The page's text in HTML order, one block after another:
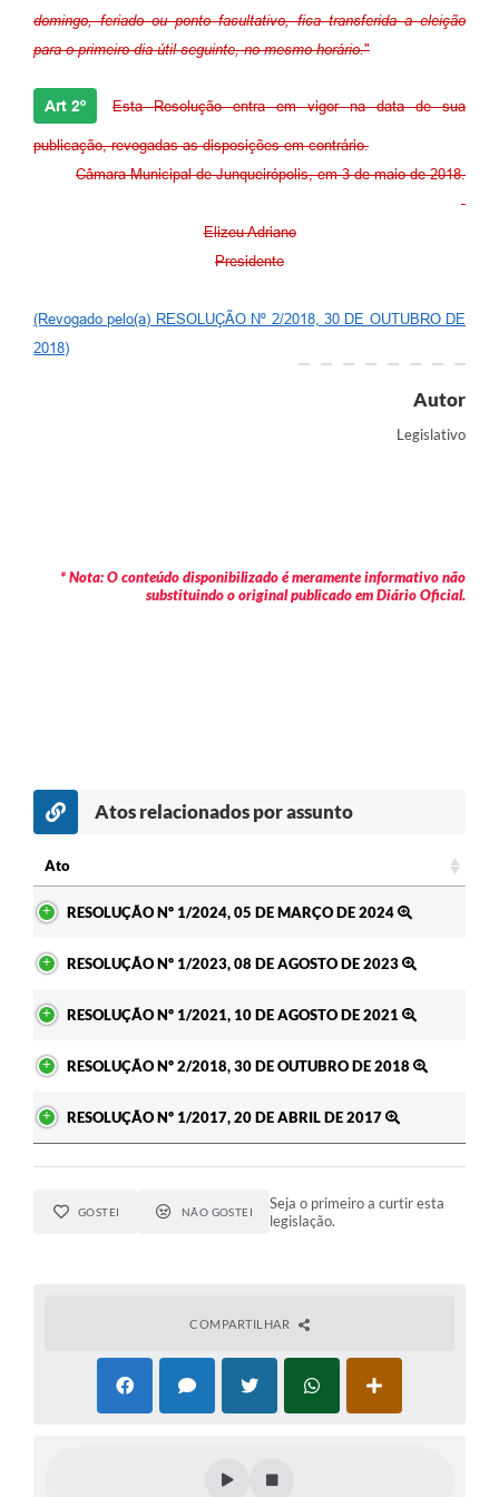
domingo, feriado ou ponto facultativo, fica transferida a eleição
para o primeiro dia útil seguinte, no mesmo horário."
Art 2º Esta Resolução entra em vigor na data de sua
publicação, revogadas as disposições em contrário.
Câmara Municipal de Junqueirópolis, em 3 de maio de 2018.
Elizeu Adriano
Presidente
(Revogado pelo(a) RESOLUÇÃO Nº 2/2018, 30 DE OUTUBRO DE
2018)
Autor
Legislativo
* Nota: O conteúdo disponibilizado é meramente informativo não
substituindo o original publicado em Diário Oficial.
Atos relacionados por assunto
Ato
RESOLUÇÃO Nº 1/2024, 05 DE MARÇO DE 2024
RESOLUÇÃO Nº 1/2023, 08 DE AGOSTO DE 2023
RESOLUÇÃO Nº 1/2021, 10 DE AGOSTO DE 2021
RESOLUÇÃO Nº 2/2018, 30 DE OUTUBRO DE 2018
RESOLUÇÃO Nº 1/2017, 20 DE ABRIL DE 2017
GOSTEI NÃO GOSTEI
Seja o primeiro a curtir esta
legislação.
COMPARTILHAR